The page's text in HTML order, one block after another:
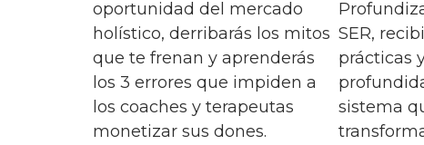
oportunidad del mercado
holístico, derribarás los mitos
que te frenan y aprenderás
los 3 errores que impiden a
los coaches y terapeutas
monetizar sus dones.
SER,
prácticas
sistema